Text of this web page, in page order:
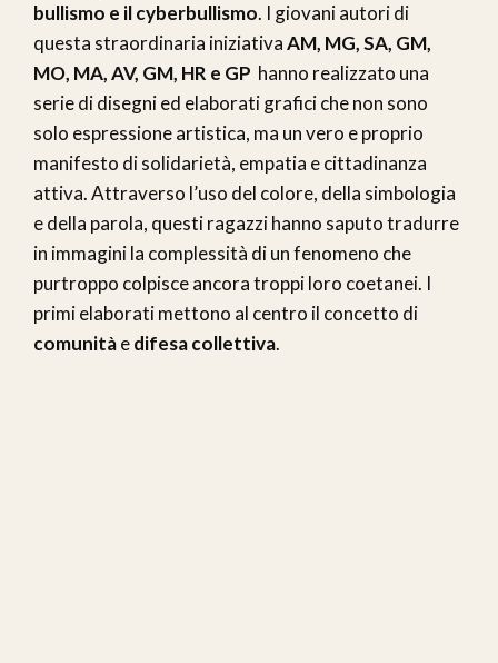
bullismo e il cyberbullismo. I giovani autori di
questa straordinaria iniziativaAM, MG, SA, GM,
MO, MA, AV, GM, HR e GP hanno realizzato una
serie di disegni ed elaborati grafici che non sono
solo espressione artistica, ma un vero e proprio
manifesto di solidarietà, empatia e cittadinanza
attiva. Attraverso l’uso del colore, della simbologia
e della parola, questi ragazzi hanno saputo tradurre
in immagini la complessità di un fenomeno che
purtroppo colpisce ancora troppi loro coetanei. I
primi elaborati mettono al centro il concetto di
comunitàedifesa collettiva.